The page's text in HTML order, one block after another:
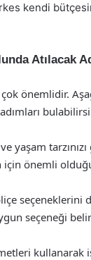
kendi
Atılacak
önemlidir.
ve yaşam
için önemli
seçeneklerini
seçeneği
kullanarak